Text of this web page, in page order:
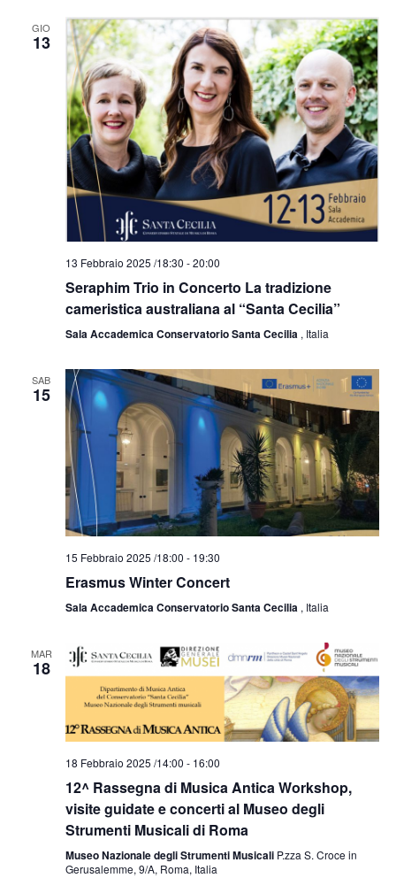
t
e
N
a
v
i
g
a
z
i
o
o
n
e
GIO
13
13 Febbraio 2025 /18:30 -20:00
Seraphim Trio in Concerto La tradizione
cameristica australiana al “Santa Cecilia”
Sala Accademica Conservatorio Santa Cecilia , Italia
SAB
15
15 Febbraio 2025 /18:00 - 19:30
Erasmus Winter Concert
Sala Accademica Conservatorio Santa Cecilia , Italia
MAR
18
18 Febbraio 2025 /14:00 - 16:00
12^ Rassegna di Musica Antica Workshop,
visite guidate e concerti al Museo degli
Strumenti Musicali di Roma
Museo Nazionale degli Strumenti Musicali P.zza S. Croce in
Gerusalemme, 9/A, Roma, Italia